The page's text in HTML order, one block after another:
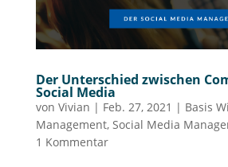
Der Unterschied zwischen
Social Media
von Vivian | Feb. 27, 2021 | Basis
Management, Social Media
1 Kommentar